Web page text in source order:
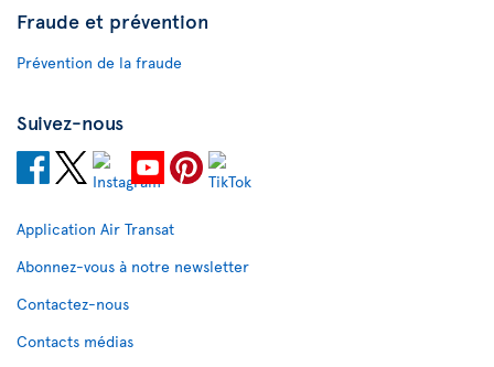
Fraude et prévention
Prévention de la fraude
Suivez-nous
Application Air Transat
Abonnez-vous à notre newsletter
Contactez-nous
Contacts médias